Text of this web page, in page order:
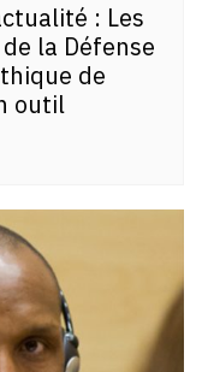
: Les
la Défense
de
outil